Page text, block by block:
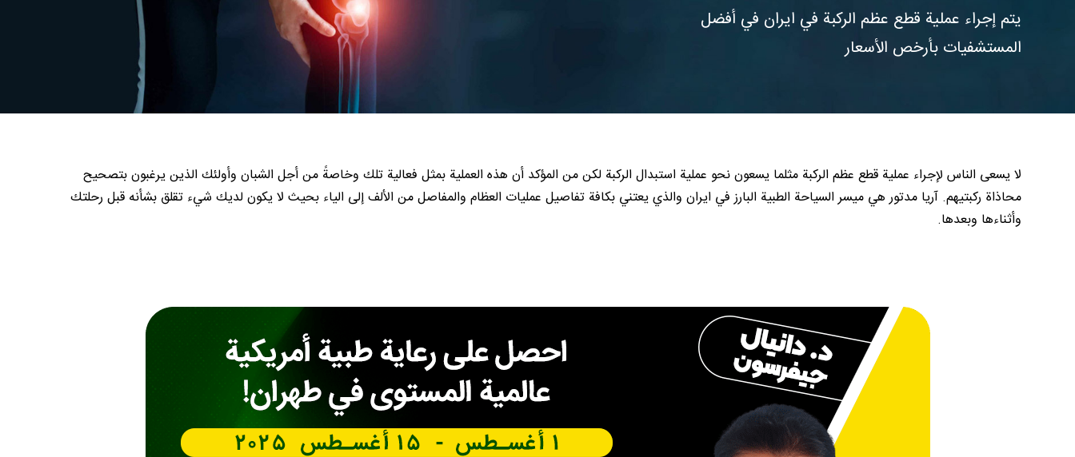
يتم إجراء عملية قطع عظم الركبة في ايران في أفضل
المستشفيات بأرخص الأسعار
لا يسعى الناس لإجراء عملية قطع عظم الركبة مثلما يسعون نحو عملية استبدال الركبة لكن من المؤكد أن هذه العملية بمثل فعالية تلك وخاصةً من أجل الشبان وأولئك الذين يرغبون بتصحيح
محاذاة ركبتيهم. آريا مدتور هي ميسر السياحة الطبية البارز في ايران والذي يعتني بكافة تفاصيل عمليات العظام والمفاصل من الألف إلى الياء بحيث لا يكون لديك شيء تقلق بشأنه قبل رحلتك
وأثناءها وبعدها.